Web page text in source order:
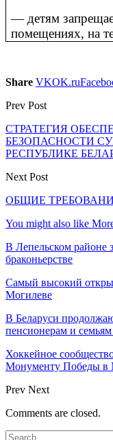
— детям
помещениях, на
Share VKOK.ru
Prev Post
СТРАТЕГИЯ
БЕЗОПАСНОСТИ
РЕСПУБЛИКЕ
Next Post
ОБЩИЕ
You might also like
В Лепельском районе
браконьерстве
Самый высокий
Могилеве
В Беларуси
пенсионерам и семьям
Хоккейное
Монументу Победы в
Prev Next
Comments are closed.